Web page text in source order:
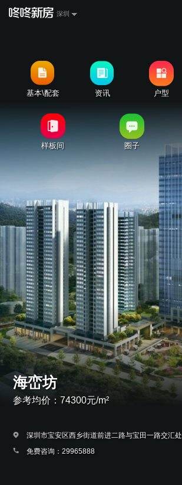
深圳
基本\配套 资讯 户型
样板间 圈子
海峦坊
参考均价：74300元/m²
深圳市宝安区西乡街道前进二路与宝田一路交汇处
免费咨询：29965888